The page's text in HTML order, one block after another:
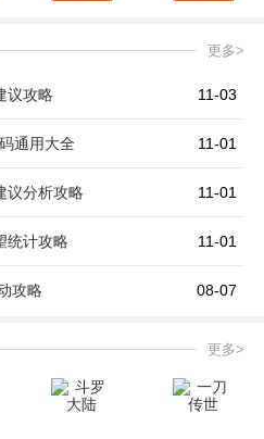
更多>
议攻略 11-03
通用大全 11-01
议分析攻略 11-01
统计攻略 11-01
攻略 08-07
更多>